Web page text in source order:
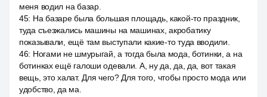
меня водил на базар.
45: На базаре была большая площадь, какой-то праздник,
туда съезжались машины на машинах, акробатику
показывали, ещё там выступали какие-то туда вводили.
46: Ногами не шмурыгай, а тогда была мода, ботинки, а на
ботинках ещё галоши одевали. А, ну да, да, да, вот такая
вещь, это халат. Для чего? Для того, чтобы просто мода или
удобство, да ма.